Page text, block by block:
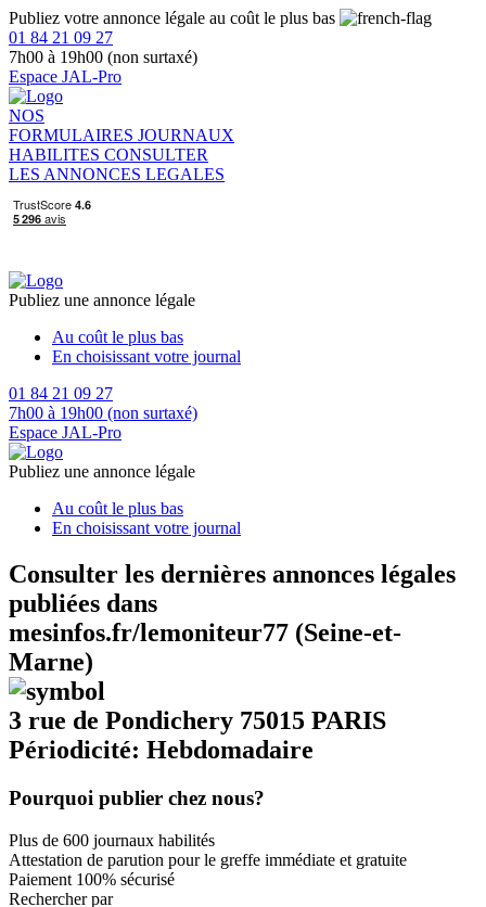
Publiez votre annonce légale au coût le plus bas
01 84 21 09 27
7h00 à 19h00 (non surtaxé)
Espace JAL-Pro
NOS
FORMULAIRES JOURNAUX
HABILITES CONSULTER
LES ANNONCES LEGALES
Publiez une annonce légale
Au coût le plus bas
En choisissant votre journal
01 84 21 09 27
7h00 à 19h00 (non surtaxé)
Espace JAL-Pro
Publiez une annonce légale
Au coût le plus bas
En choisissant votre journal
Consulter les dernières annonces légales
publiées dans
mesinfos.fr/lemoniteur77 (Seine-et-
Marne)
3 rue de Pondichery 75015 PARIS
Périodicité: Hebdomadaire
Pourquoi publier chez nous?
Plus de 600 journaux habilités
Attestation de parution pour le greffe immédiate et gratuite
Paiement 100% sécurisé
Rechercher par